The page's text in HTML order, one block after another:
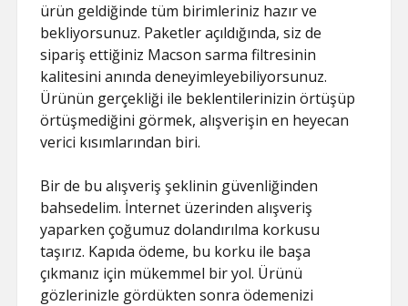
ürün geldiğinde tüm birimleriniz hazır ve
bekliyorsunuz. Paketler açıldığında, siz de
sipariş ettiğiniz Macson sarma filtresinin
kalitesini anında deneyimleyebiliyorsunuz.
Ürünün gerçekliği ile beklentilerinizin örtüşüp
örtüşmediğini görmek, alışverişin en heyecan
verici kısımlarından biri.
Bir de bu alışveriş şeklinin güvenliğinden
bahsedelim. İnternet üzerinden alışveriş
yaparken çoğumuz dolandırılma korkusu
taşırız. Kapıda ödeme, bu korku ile başa
çıkmanız için mükemmel bir yol. Ürünü
gözlerinizle gördükten sonra ödemenizi